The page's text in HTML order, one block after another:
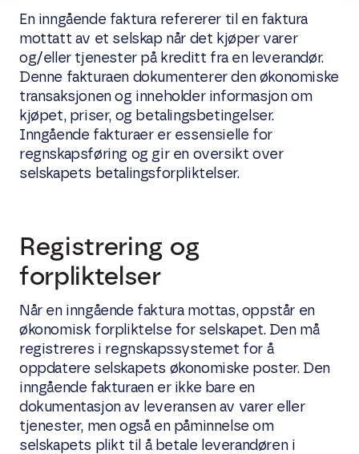
En inngående faktura refererer til en faktura
mottatt av et selskap når det kjøper varer
og/eller tjenester på kreditt fra en leverandør.
Denne fakturaen dokumenterer den økonomiske
transaksjonen og inneholder informasjon om
kjøpet, priser, og betalingsbetingelser.
Inngående fakturaer er essensielle for
regnskapsføring og gir en oversikt over
selskapets betalingsforpliktelser.
Registrering og
forpliktelser
Når en inngående faktura mottas, oppstår en
økonomisk forpliktelse for selskapet. Den må
registreres i regnskapssystemet for å
oppdatere selskapets økonomiske poster. Den
inngående fakturaen er ikke bare en
dokumentasjon av leveransen av varer eller
tjenester, men også en påminnelse om
selskapets plikt til å betale leverandøren i